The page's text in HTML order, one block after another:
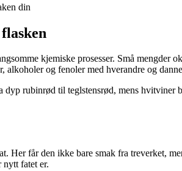
din
kjemiske prosesser. Små
alkoholer og fenoler med hverandre og
dyp rubinrød til teglstensrød, mens
Her får den ikke bare smak fra treverket,
fatet er.